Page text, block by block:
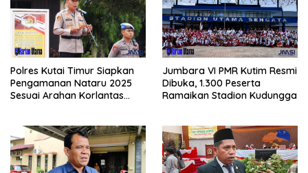
Polres Kutai Timur Siapkan
Pengamanan Nataru 2025
Sesuai Arahan Korlantas
Jumbara VI PMR Kutim Resmi
Dibuka, 1.300 Peserta
Ramaikan Stadion Kudungga